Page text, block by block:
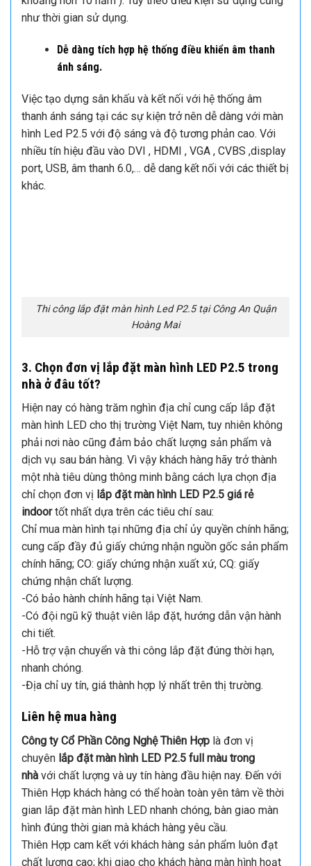
có lớp màng bảo vệ mắt người nhìn chống lóa, chói và
Tuổi thọ cao.
công nghệ led ngày càng phát triển với hàng trăm loại
module led. Tuổi thọ bóng LED lên tới 100.000h (
khoảng hơn 10 năm ). Tùy theo điều kiện sử dụng cũng
như thời gian sử dụng.
Dễ dàng tích hợp hệ thống điều khiển âm thanh
khác.
Thi công lắp đặt màn hình Led P2.5 tại Công An Quận
Hoàng Mai
3. Chọn đơn vị lắp đặt màn hình LED P2.5 trong
nhà ở đâu tốt?
Hiện nay có hàng trăm nghìn địa chỉ cung cấp lắp đặt
màn hình LED cho thị trường Việt Nam, tuy nhiên không
phải nơi nào cũng đảm bảo chất lượng sản phẩm và
dịch vụ sau bán hàng. Vì vậy khách hàng hãy trở thành
một nhà tiêu dùng thông minh bằng cách lựa chọn địa
chỉ chọn đơn vịlắp đặt màn hình LED P2.5 giá rẻ
indoortốt nhất dựa trên các tiêu chí sau:
Chỉ mua màn hình tại những địa chỉ ủy quyền chính hãng;
cung cấp đầy đủ giấy chứng nhận nguồn gốc sản phẩm
chính hãng; CO: giấy chứng nhận xuất xứ, CQ: giấy
-Có bảo hành chính hãng tại Việt Nam.
-Có đội ngũ kỹ thuật viên lắp đặt, hướng dẫn vận hành
chi tiết.
-Hỗ trợ vận chuyển và thi công lắp đặt đúng thời hạn,
nhanh chóng.
-Địa chỉ uy tín, giá thành hợp lý nhất trên thị trường.
Liên hệ mua hàng